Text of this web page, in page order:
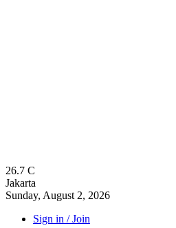
26.7 C
Jakarta
Sunday, August 2, 2026
Sign in / Join